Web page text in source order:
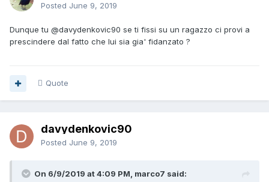
Posted June 9, 2019
Dunque tu @davydenkovic90 se ti fissi su un ragazzo ci provi a
prescindere dal fatto che lui sia gia' fidanzato ?
Quote
davydenkovic90
Posted June 9, 2019
On 6/9/2019 at 4:09 PM, marco7 said: